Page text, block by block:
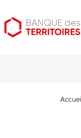
Aller
au
Aller
au
Ouvrir
les
Accueil